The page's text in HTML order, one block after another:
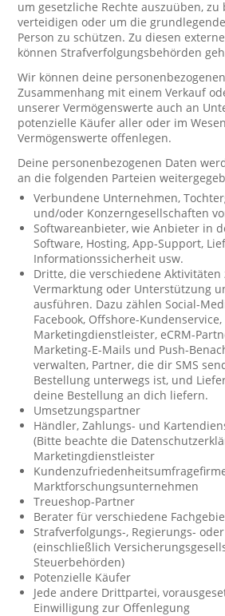
um gesetzliche Rechte auszuüben,
verteidigen oder um die
Person zu schützen. Zu diesen
können Strafverfolgungsbehörden
Wir können deine
Zusammenhang mit einem Verkauf
unserer Vermögenswerte auch an
potenzielle Käufer aller oder im
Vermögenswerte offenlegen.
Deine personenbezogenen Daten
an die folgenden Parteien
Verbundene Unternehmen,
und/oder Konzerngesellschaften
Softwareanbieter, wie Anbieter in
Software, Hosting, App-Support,
Informationssicherheit usw.
Dritte, die verschiedene Aktivitäten
Vermarktung oder Unterstützung
ausführen. Dazu zählen Social-
Facebook, Offshore-Kundenservice,
Marketingdienstleister, eCRM-
Marketing-E-Mails und Push-
verwalten, Partner, die dir SMS
Bestellung unterwegs ist, und
deine Bestellung an dich liefern.
Umsetzungspartner
Händler, Zahlungs- und
(Bitte beachte die
Marketingdienstleister
Marktforschungsunternehmen
Treueshop-Partner
Berater für verschiedene
Strafverfolgungs-, Regierungs-
(einschließlich
Steuerbehörden)
Potenzielle Käufer
Jede andere Drittpartei,
Einwilligung zur Offenlegung